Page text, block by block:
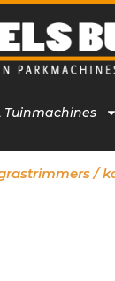
Tuinmachines
/